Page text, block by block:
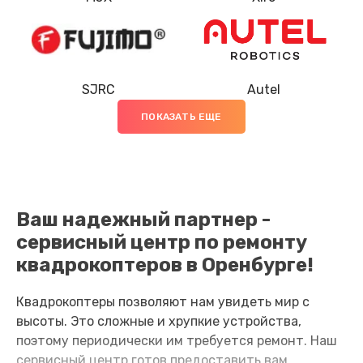
1200 руб.
Замена лопасти
1500 руб.
Заказать
1600 руб.
Заказать
SJRC Autel
ПОКАЗАТЬ ЕЩЕ
Ваш надежный партнер -
сервисный центр по ремонту
квадрокоптеров в Оренбурге!
Квадрокоптеры позволяют нам увидеть мир с
высоты. Это сложные и хрупкие устройства,
поэтому периодически им требуется ремонт. Наш
сервисный центр готов предоставить вам